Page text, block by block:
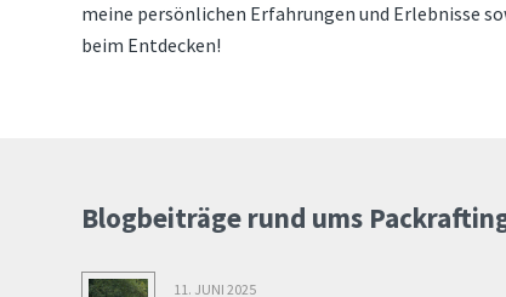
meine persönlichen Erfahrungen und Erlebnisse
beim Entdecken!
Blogbeiträge rund ums
11. JUNI 2025